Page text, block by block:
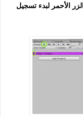
الأحمر لبدء تسجيل